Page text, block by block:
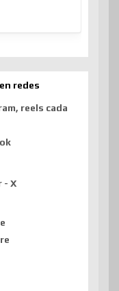
redes
reels cada
- X